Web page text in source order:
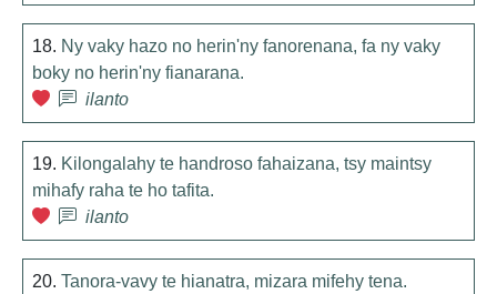
18. Ny vaky hazo no herin'ny fanorenana, fa ny vaky
boky no herin'ny fianarana.
ilanto
19. Kilongalahy te handroso fahaizana, tsy maintsy
mihafy raha te ho tafita.
ilanto
20. Tanora-vavy te hianatra, mizara mifehy tena.